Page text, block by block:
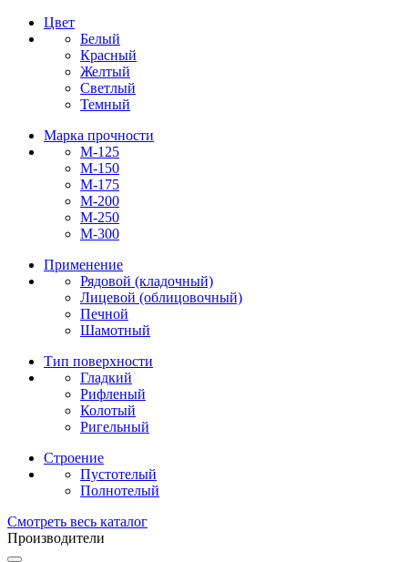
Цвет
Белый
Красный
Желтый
Светлый
Темный
Марка прочности
М-125
М-150
М-175
М-200
М-250
М-300
Применение
Рядовой (кладочный)
Лицевой (облицовочный)
Печной
Шамотный
Тип поверхности
Гладкий
Рифленый
Колотый
Ригельный
Строение
Пустотелый
Полнотелый
Смотреть весь каталог
Производители